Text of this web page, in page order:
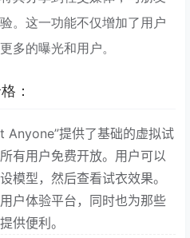
。这一功能不仅增加了用户
多的曝光和用户。
：
Anyone”提供了基础的虚拟试
有用户免费开放。用户可以
模型，然后查看试衣效果。
户体验平台，同时也为那些
供便利。